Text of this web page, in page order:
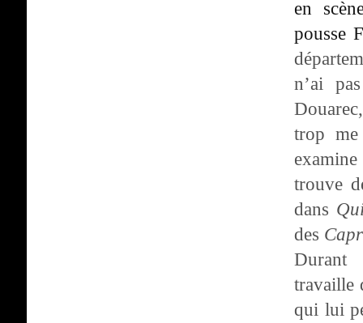
en
pousse
n’ai
trop me
trouve
dans
des
Durant
travaille
qui lui